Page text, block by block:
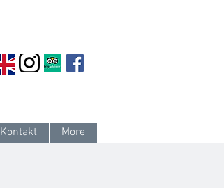
Kontakt More